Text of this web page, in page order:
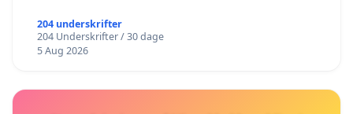
204 underskrifter
204 Underskrifter / 30 dage
5 Aug 2026